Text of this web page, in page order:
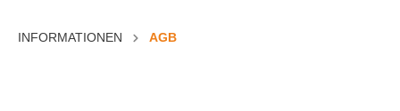
INFORMATIONEN AGB